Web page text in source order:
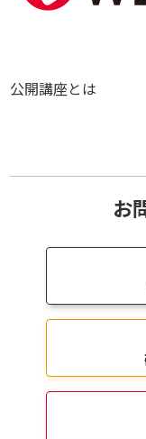
公開講座とは
お